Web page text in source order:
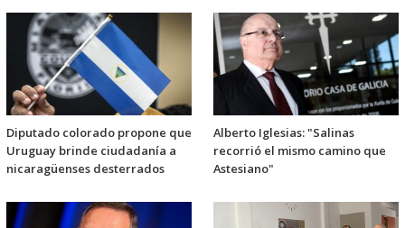
Diputado colorado propone que
Uruguay brinde ciudadanía a
nicaragüenses desterrados
Alberto Iglesias: "Salinas
recorrió el mismo camino que
Astesiano"